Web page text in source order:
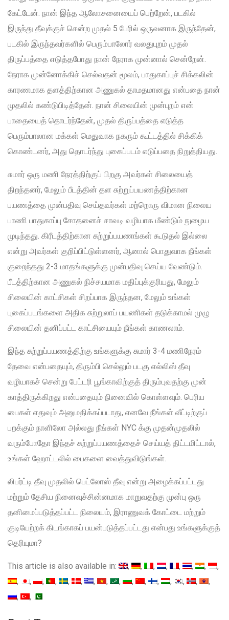
கேட்டேன். நான் இந்த ஆலோசனையைப் பெற்றேன், படகில்
இருந்து தீவுக்குச் சென்ற முதல் 5 பேரில் ஒருவனாக இருந்தேன்,
படகில் இருந்தவர்களில் பெரும்பாலோர் வலதுபுறம் முதல்
திருப்பத்தை எடுத்தபோது நான் நேராக முன்னால் சென்றேன்.
நேராக முன்னோக்கிச் செல்வதன் மூலம், பாதுகாப்புச் சிக்கலின்
காரணமாக தளத்திற்கான அணுகல் தாமதமானது என்பதை நான்
முதலில் கண்டுபிடித்தேன். நான் சிலையின் முன்புறம் என்
பாதையைத் தொடர்ந்தேன், முதல் திருப்பத்தை எடுத்த
பெரும்பாலான மக்கள் மெதுவாக நகரும் கூட்டத்தில் சிக்கிக்
கொண்டனர், அது தொடர்ந்து புகைப்படம் எடுப்பதை நிறுத்தியது.
சுமார் ஒரு மணி நேரத்திற்குப் பிறகு அவர்கள் சிலையைத்
திறந்தனர், மேலும் பீடத்தின் தள சுற்றுப்பயணத்திற்கான
பயணத்தை முன்பதிவு செய்தவர்கள் மற்றொரு விமான நிலைய
பாணி பாதுகாப்பு சோதனைச் சாவடி வழியாக மீண்டும் நுழைய
முடிந்தது. கிரீடத்திற்கான சுற்றுப்பயணங்கள் கூடுதல் இல்லை
என்று அவர்கள் குறிப்பிட்டுள்ளனர், ஆனால் பொதுவாக நீங்கள்
குறைந்தது 2-3 மாதங்களுக்கு முன்பதிவு செய்ய வேண்டும்.
பீடத்திற்கான அணுகல் நிச்சயமாக மதிப்புக்குரியது, மேலும்
சிலையின் காட்சிகள் சிறப்பாக இருந்தன, மேலும் உங்கள்
புகைப்படங்களை அதிக சுற்றுலாப் பயணிகள் தடுக்காமல் முழு
சிலையின் தனிப்பட்ட காட்சியையும் நீங்கள் காணலாம்.
இந்த சுற்றுப்பயணத்திற்கு உங்களுக்கு சுமார் 3-4 மணிநேரம்
தேவை என்பதையும், திரும்பி செல்லும் படகு எல்லிஸ் தீவு
வழியாகச் சென்று பேட்டரி பூங்காவிற்குத் திரும்புவதற்கு முன்
காத்திருக்கிறது என்பதையும் நினைவில் கொள்ளவும். பெரிய
பைகள் எதுவும் அனுமதிக்கப்படாது, எனவே நீங்கள் வீட்டிற்குப்
பறக்கும் நாளிலோ அல்லது நீங்கள் NYC க்கு முதன்முதலில்
வரும்போதோ இந்தச் சுற்றுப்பயணத்தைச் செய்யத் திட்டமிட்டால்,
உங்கள் ஹோட்டலில் பைகளை வைத்துவிடுங்கள்.
லிபர்ட்டி தீவு முதலில் பெட்லோஸ் தீவு என்று அழைக்கப்பட்டது
மற்றும் தேசிய நினைவுச்சின்னமாக மாறுவதற்கு முன்பு ஒரு
தனிமைப்படுத்தப்பட்ட நிலையம், இராணுவக் கோட்டை மற்றும்
குடியேற்றக் கிடங்காகப் பயன்படுத்தப்பட்டது என்பது உங்களுக்குத்
தெரியுமா?
This article is also available in: